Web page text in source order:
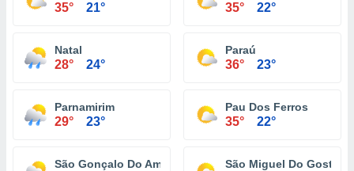
35° 21° 35° 22°
Natal
28° 24°
Paraú
36° 23°
Parnamirim
29° 23°
Pau Dos Ferros
35° 22°
São Gonçalo Do Amarante São Miguel Do Gostoso